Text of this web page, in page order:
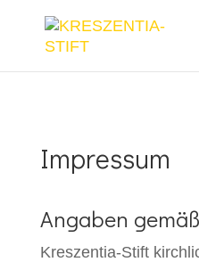
Impressum
Angaben
Kreszentia-Stift